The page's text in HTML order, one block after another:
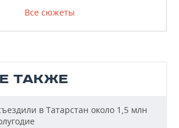
Все сюжеты
ТАКЖЕ
в Татарстан около 1,5 млн